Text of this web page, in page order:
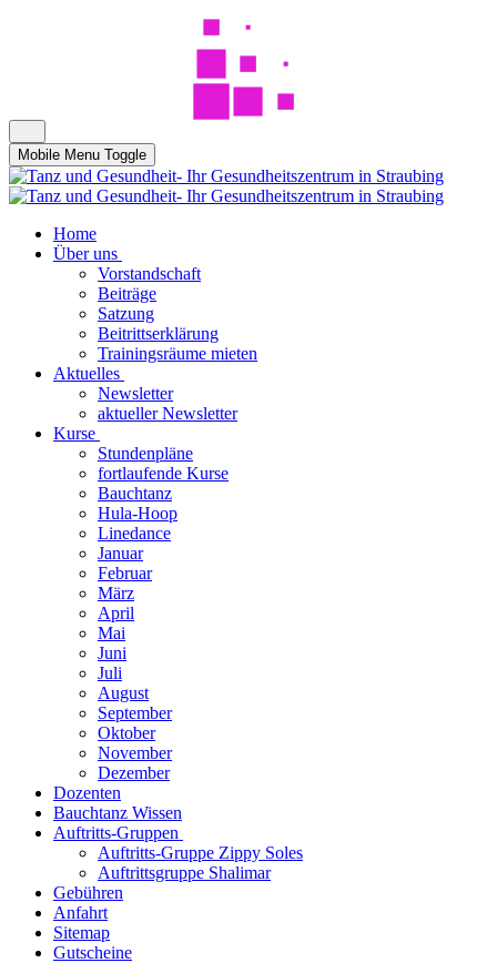
Mobile Menu Toggle
Home
Über uns
Vorstandschaft
Beiträge
Satzung
Beitrittserklärung
Trainingsräume mieten
Aktuelles
Newsletter
aktueller Newsletter
Kurse
Stundenpläne
fortlaufende Kurse
Bauchtanz
Hula-Hoop
Linedance
Januar
Februar
März
April
Mai
Juni
Juli
August
September
Oktober
November
Dezember
Dozenten
Bauchtanz Wissen
Auftritts-Gruppen
Auftritts-Gruppe Zippy Soles
Auftrittsgruppe Shalimar
Gebühren
Anfahrt
Sitemap
Gutscheine